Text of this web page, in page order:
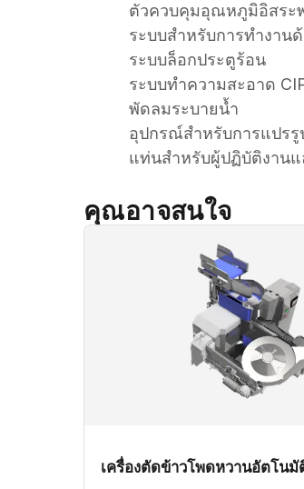
ตัวควบคุมอุณหภูมิอิสระ
ระบบสำหรับการทำงา
ระบบล็อกประตูร้อน
ระบบทำความสะอาด
พัดลมระบายน้ำ
อุปกรณ์สำหรับการแปรรู
แท่นสำหรับผู้ปฏิบัติงานแ
คุณอาจสนใจ
เครื่องตัดข้าวโพดหวานอัตโนมั